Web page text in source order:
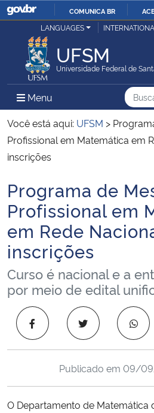
IR
COMUNICA BR
Ministério da Justiça e Segurança Pública
Ministério da Defesa
Ministério das Relações Exteriores
Ministério da Economia
Ministério da Infraestrutura
Ministério da Agricultura, Pecuária e
Ministério da Educação
Ministério da Cidadania
Ministério da Saúde
Ministério de Minas e Energia
Ministério da Ciência, Tecnologia,
Ministério do Meio Ambiente
LANGUAGES
UFSM
Universidade Federal de
Menu Menu Principal doBusca:
Você está aqui: UFSM >
Profissional em Matemática em
inscrições
Início do conteúdo
Programa de
Profissional em
em Rede
inscrições
Curso é nacional e a
por meio de edital
Publicado em 09/
O Departamento de Matemática